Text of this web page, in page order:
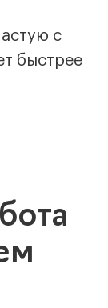
с
быстрее